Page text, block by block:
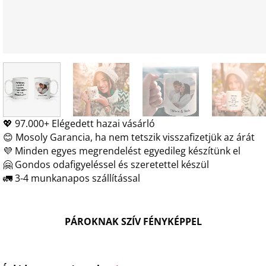
💖 97.000+ Elégedett hazai vásárló
😊 Mosoly Garancia, ha nem tetszik visszafizetjük az árát
💜 Minden egyes megrendelést egyedileg készítünk el
🤗 Gondos odafigyeléssel és szeretettel készül
🚛 3-4 munkanapos szállítással
PÁROKNAK SZÍV FÉNYKÉPPEL